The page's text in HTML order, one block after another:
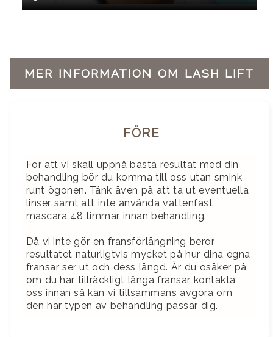
MER INFORMATION OM LASH LIFT
FÖRE
För att vi skall uppnå bästa resultat med din
behandling bör du komma till oss utan smink
runt ögonen. Tänk även på att ta ut eventuella
linser samt att inte använda vattenfast
mascara 48 timmar innan behandling.
Då vi inte gör en fransförlängning beror
resultatet naturligtvis mycket på hur dina egna
fransar ser ut och dess längd. Är du osäker på
om du har tillräckligt långa fransar kontakta
oss innan så kan vi tillsammans avgöra om
den här typen av behandling passar dig.